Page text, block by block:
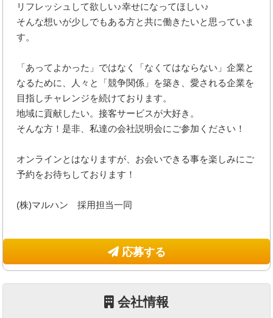
リフレッシュして欲しい♪幸せになってほしい♪
そんな想いが少しでもある方と共に働きたいと思っていま
す。
「あってよかった」ではなく「なくてはならない」企業と
なるために、人々と「競争関係」を築き、愛される企業を
目指しチャレンジを続けております。
地域に貢献したい。接客サービスが大好き。
そんな方！是非、私達の会社説明会にご参加ください！
オンラインとはなりますが、お会いできる事を楽しみにご
予約をお待ちしております！
(株)マルハン 採用担当一同
応募する
会社情報